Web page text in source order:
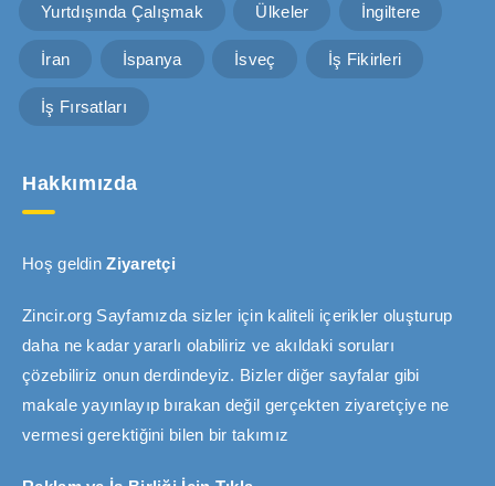
Yurtdışında Çalışmak Ülkeler İngiltere
İran İspanya İsveç İş Fikirleri
İş Fırsatları
Hakkımızda
Hoş geldinZiyaretçi
Zincir.org Sayfamızda sizler için kaliteli içerikler oluşturup
daha ne kadar yararlı olabiliriz ve akıldaki soruları
çözebiliriz onun derdindeyiz. Bizler diğer sayfalar gibi
makale yayınlayıp bırakan değil gerçekten ziyaretçiye ne
vermesi gerektiğini bilen bir takımız